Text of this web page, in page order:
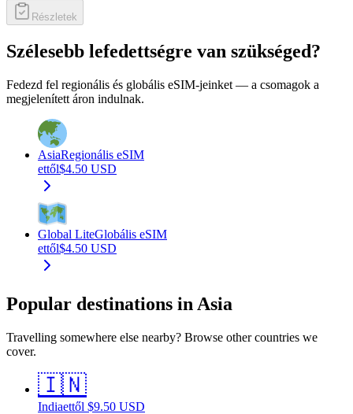
Részletek
Szélesebb lefedettségre van szükséged?
Fedezd fel regionális és globális eSIM-jeinket — a csomagok a
megjelenített áron indulnak.
AsiaRegionális eSIM
ettől$4.50 USD
Global LiteGlobális eSIM
ettől$4.50 USD
Popular destinations in Asia
Travelling somewhere else nearby? Browse other countries we
cover.
🇮🇳
Indiaettől $9.50 USD